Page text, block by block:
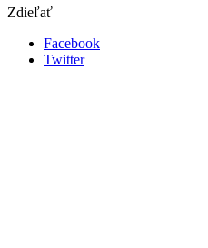
Zdieľať
Facebook
Twitter